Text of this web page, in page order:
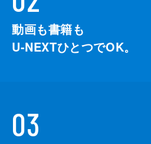
動画も書籍も
U-NEXTひとつでOK。
03